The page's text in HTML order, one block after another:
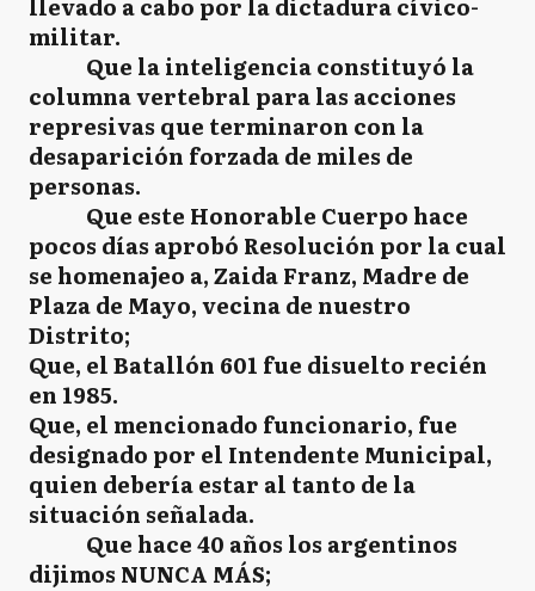
militar.
Que la inteligencia constituyó la
columna vertebral para las acciones
represivas que terminaron con la
desaparición forzada de miles de
personas.
Que este Honorable Cuerpo hace
pocos días aprobó Resolución por la cual
se homenajeo a, Zaida Franz, Madre de
Plaza de Mayo, vecina de nuestro
Distrito;
Que, el Batallón 601 fue disuelto recién
en 1985.
Que, el mencionado funcionario, fue
designado por el Intendente Municipal,
quien debería estar al tanto de la
situación señalada.
Que hace 40 años los argentinos
dijimos NUNCA MÁS;